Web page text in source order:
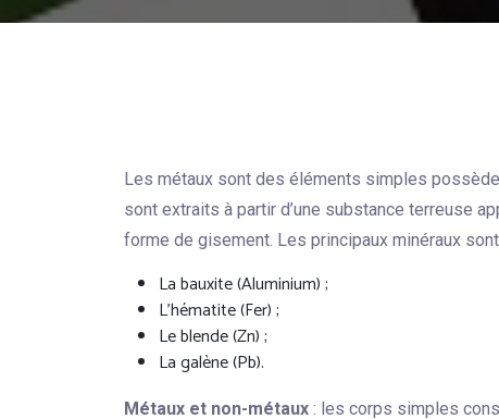
Les métaux sont des éléments simples
sont extraits à partir d’une substance terreuse
forme de gisement. Les principaux minéraux
La bauxite (Aluminium) ;
L’hématite (Fer) ;
Le blende (Zn) ;
La galène (Pb).
Métaux et non-métaux : les corps simples